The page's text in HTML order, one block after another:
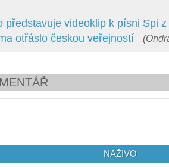
představuje videoklip k písni Spi
otřáslo českou veřejností
NAŽIVO